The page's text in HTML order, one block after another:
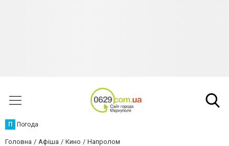
П Погода
Головна Афіша Кино Напролом